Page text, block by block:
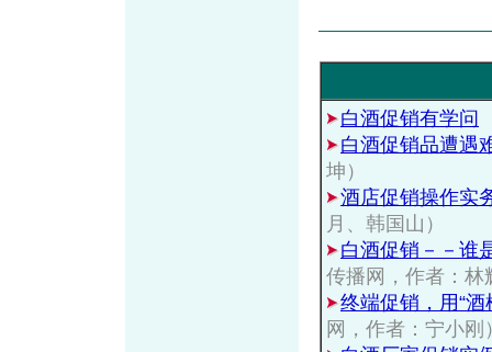
白酒促销有学问
白酒促销品遭遇
坤）
酒店促销操作实
月、韩国山）
白酒促销－－谁
传播网，作者：林
终端促销，用“酒
网，作者：宁小刚